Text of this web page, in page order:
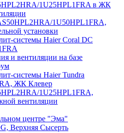
1U25HPL1FRA в ЖК
1U50HPL1FRA,
установки
системы Haier Coral DC
и вентиляции на базе
системы Haier Tundra
ЖК Клевер
1U25HPL1FRA,
вентиляции
центре "Эма"
Верхняя Сысерть